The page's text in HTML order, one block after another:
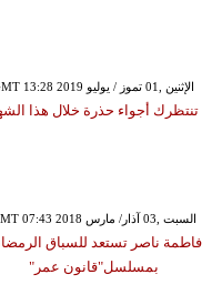
GMT 13:28 2019 الإثنين ,01 تموز / يوليو
تنتظرك أجواء حذرة خلال هذا
GMT 07:43 2018 السبت ,03 آذار/ مارس
فاطمة ناصر تستعد للسباق
بمسلسل"قانون عمر"